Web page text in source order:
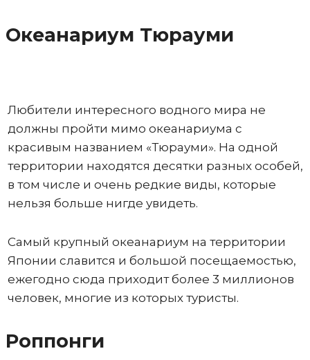
Океанариум Тюрауми
Любители интересного водного мира не
должны пройти мимо океанариума с
красивым названием «Тюрауми». На одной
территории находятся десятки разных особей,
в том числе и очень редкие виды, которые
нельзя больше нигде увидеть.
Самый крупный океанариум на территории
Японии славится и большой посещаемостью,
ежегодно сюда приходит более 3 миллионов
человек, многие из которых туристы.
Роппонги